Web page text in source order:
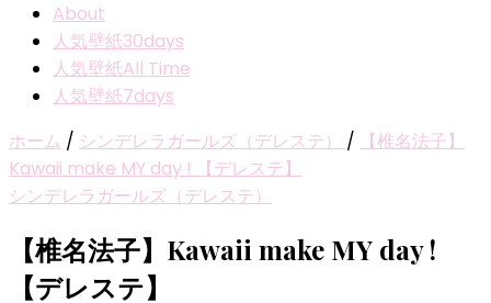
About
人気壁紙30days
人気壁紙All Time
人気壁紙7days
ホーム / シンデレラガールズ（デレステ） /
【椎名法子】
Kawaii make MY day ! 【デレステ】
シンデレラガールズ（デレステ）
【椎名法子】Kawaii make MY day !
【デレステ】